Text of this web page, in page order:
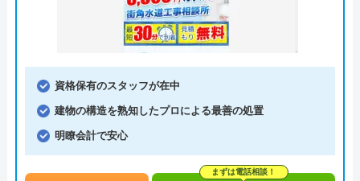
資格保有のスタッフが在中
建物の構造を熟知したプロによる最善の処置
明瞭会計で安心
まずは電話相談！